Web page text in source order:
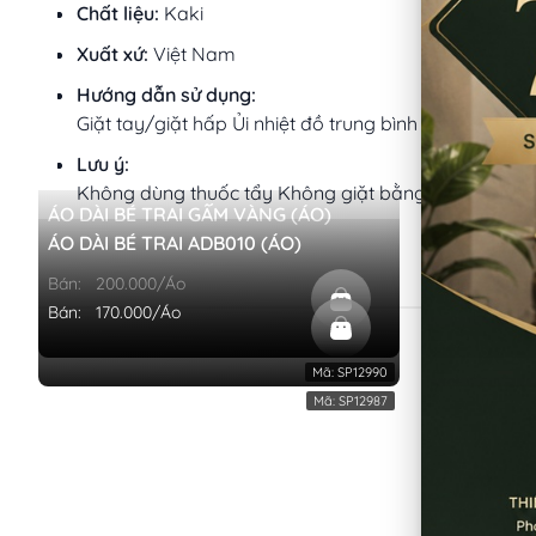
Chất liệu: Kaki
Xuất xứ: Việt Nam
Hướng dẫn sử dụng:
Giặt tay/giặt hấp Ủi nhiệt đồ trung bình
Lưu ý:
Không dùng thuốc tẩy Không giặt bằng nước sôi
ÁO DÀI BÉ TRAI GẤM VÀNG (ÁO)
Bán: 200.000/Áo
Mã: SP12990
ÁO DÀI BÉ
Bán:
ÁO DÀI BÉ TRAI ADB010 (ÁO)
Bán: 170.000/Áo
Mã: SP12987
ÁO DÀI BÉ